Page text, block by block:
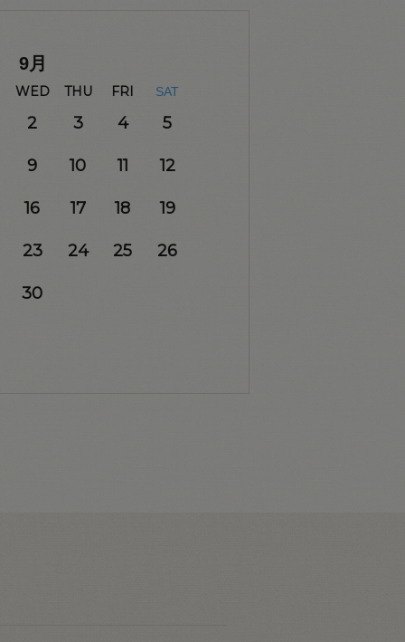
9月
WED THU FRI SAT
2 3 4 5
9 10 11 12
16 17 18 19
23 24 25 26
30